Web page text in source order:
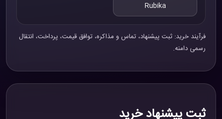
Rubika
فرآیند خرید: ثبت پیشنهاد، تماس و مذاکره، توافق قیمت، پرداخت، انتقال
رسمی دامنه.
ثبت پیشنهاد خرید